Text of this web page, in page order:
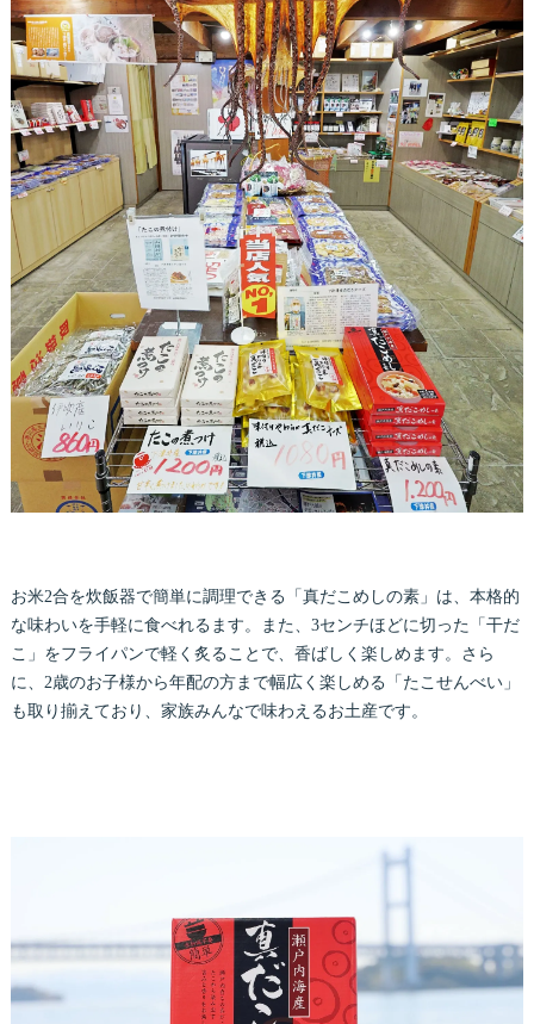
お米2合を炊飯器で簡単に調理できる「真だこめしの素」は、本格的
な味わいを手軽に食べれるます。また、3センチほどに切った「干だ
こ」をフライパンで軽く炙ることで、香ばしく楽しめます。さら
に、2歳のお子様から年配の方まで幅広く楽しめる「たこせんべい」
も取り揃えており、家族みんなで味わえるお土産です。